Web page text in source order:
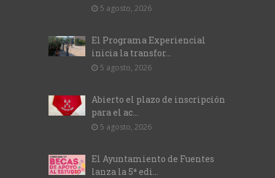
5 agosto, 2026
El Programa Experiencial
inicia la transfor...
5 agosto, 2026
Abierto el plazo de inscripción
para el ac...
5 agosto, 2026
El Ayuntamiento de Fuentes
lanza la 5ª edi...